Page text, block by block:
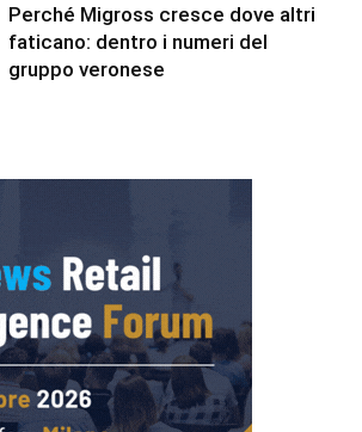
Perché Migross cresce dove altri
faticano: dentro i numeri del
gruppo veronese